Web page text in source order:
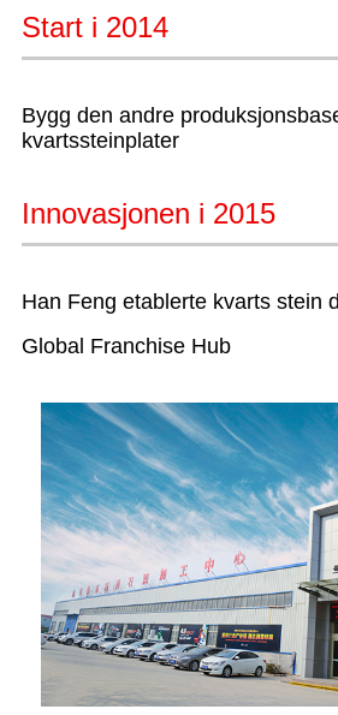
Start i 2014
Bygg den andre
kvartssteinplater
Innovasjonen i 2015
Han Feng etablerte kvarts stein
Global Franchise Hub